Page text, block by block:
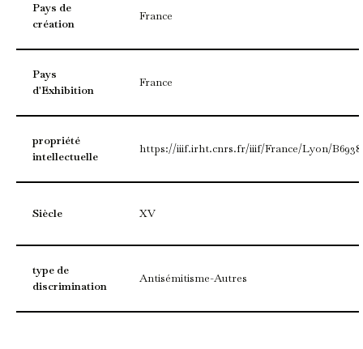
Pays de
création
France
Pays
d'Exhibition
France
propriété
intellectuelle
https://iiif.irht.cnrs.fr/iiif/France/Lyon/
Siècle XV
type de
discrimination
Antisémitisme-Autres